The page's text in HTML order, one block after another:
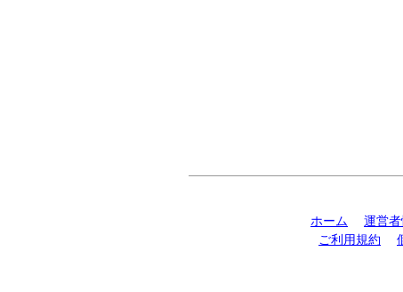
ホーム 運営
ご利用規約